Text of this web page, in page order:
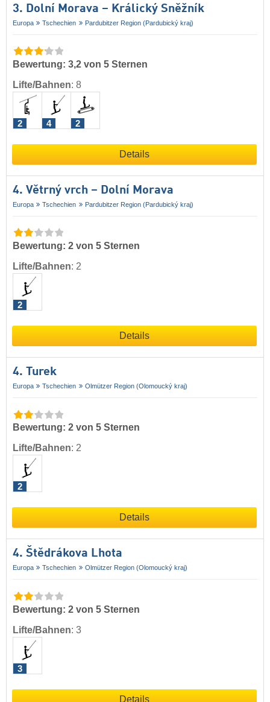
3. Dolní Morava – Králický Sněžník
Europa Tschechien Pardubitzer Region (Pardubický kraj)
Bewertung: 3,2 von 5 Sternen
Lifte/Bahnen: 8
2 4 2
Details
4. Větrný vrch – Dolní Morava
Europa Tschechien Pardubitzer Region (Pardubický kraj)
Bewertung: 2 von 5 Sternen
Lifte/Bahnen: 2
2
Details
4. Turek
Europa Tschechien Olmützer Region (Olomoucký kraj)
Bewertung: 2 von 5 Sternen
Lifte/Bahnen: 2
2
Details
4. Štědrákova Lhota
Europa Tschechien Olmützer Region (Olomoucký kraj)
Bewertung: 2 von 5 Sternen
Lifte/Bahnen: 3
3
Details